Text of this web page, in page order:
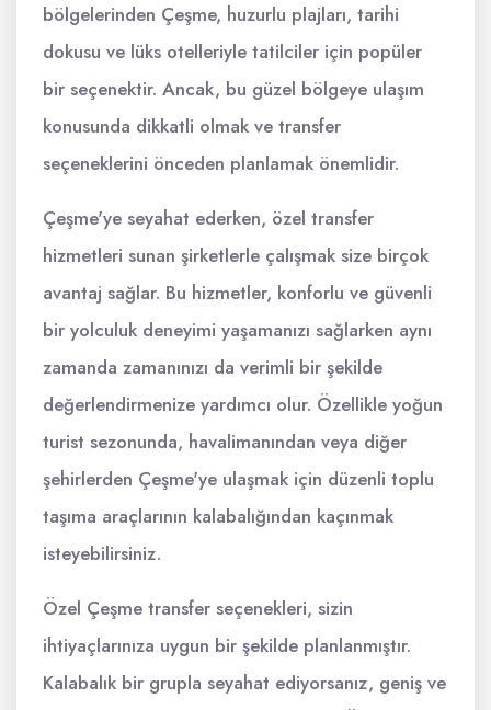
bölgelerinden Çeşme, huzurlu plajları, tarihi
dokusu ve lüks otelleriyle tatilciler için popüler
bir seçenektir. Ancak, bu güzel bölgeye ulaşım
konusunda dikkatli olmak ve transfer
seçeneklerini önceden planlamak önemlidir.
Çeşme'ye seyahat ederken, özel transfer
hizmetleri sunan şirketlerle çalışmak size birçok
avantaj sağlar. Bu hizmetler, konforlu ve güvenli
bir yolculuk deneyimi yaşamanızı sağlarken aynı
zamanda zamanınızı da verimli bir şekilde
değerlendirmenize yardımcı olur. Özellikle yoğun
turist sezonunda, havalimanından veya diğer
şehirlerden Çeşme'ye ulaşmak için düzenli toplu
taşıma araçlarının kalabalığından kaçınmak
isteyebilirsiniz.
Özel Çeşme transfer seçenekleri, sizin
ihtiyaçlarınıza uygun bir şekilde planlanmıştır.
Kalabalık bir grupla seyahat ediyorsanız, geniş ve